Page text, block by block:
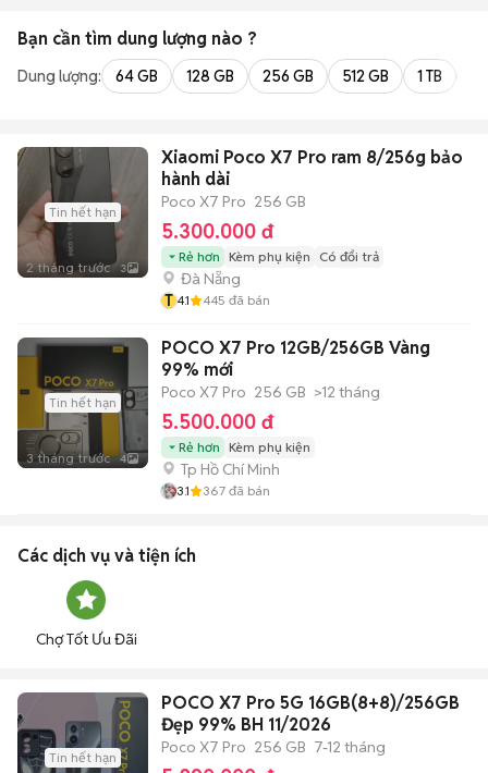
Bạn cần tìm dung lượng nào ?
Dung lượng: 64 GB 128 GB 256 GB 512 GB 1 TB
Tin hết hạn
2 tháng trước 3
Xiaomi Poco X7 Pro ram 8/256g bảo
hành dài
Poco X7 Pro 256 GB
5.300.000 đ
Rẻ hơn Kèm phụ kiện Có đổi trả
Đà Nẵng
T 4.1 445 đã bán
Tin hết hạn
3 tháng trước 4
POCO X7 Pro 12GB/256GB Vàng
99% mới
Poco X7 Pro 256 GB >12 tháng
5.500.000 đ
Rẻ hơn Kèm phụ kiện
Tp Hồ Chí Minh
3.1 367 đã bán
Các dịch vụ và tiện ích
Chợ Tốt Ưu Đãi
Tin hết hạn
POCO X7 Pro 5G 16GB(8+8)/256GB
Đẹp 99% BH 11/2026
Poco X7 Pro 256 GB 7-12 tháng